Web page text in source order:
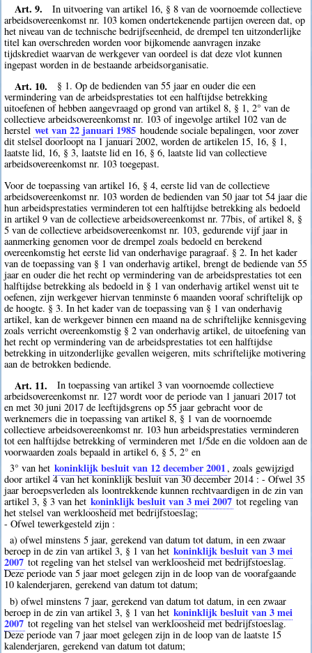
Art. 9.
In uitvoering van artikel 16, § 8 van de voornoemde collectieve
arbeidsovereenkomst nr. 103 komen ondertekenende partijen overeen dat, op
het niveau van de technische bedrijfseenheid, de drempel ten uitzonderlijke
titel kan overschreden worden voor bijkomende aanvragen inzake
tijdskrediet waarvan de werkgever van oordeel is dat deze vlot kunnen
ingepast worden in de bestaande arbeidsorganisatie.
Art. 10.
§ 1. Op de bedienden van 55 jaar en ouder die een
vermindering van de arbeidsprestaties tot een halftijdse betrekking
uitoefenen of hebben aangevraagd op grond van artikel 8, § 1, 2° van de
collectieve arbeidsovereenkomst nr. 103 of ingevolge artikel 102 van de
herstel wet van 22 januari 1985 houdende sociale bepalingen, voor zover
dit stelsel doorloopt na 1 januari 2002, worden de artikelen 15, 16, § 1,
laatste lid, 16, § 3, laatste lid en 16, § 6, laatste lid van collectieve
arbeidsovereenkomst nr. 103 toegepast.
Voor de toepassing van artikel 16, § 4, eerste lid van de collectieve
arbeidsovereenkomst nr. 103 worden de bedienden van 50 jaar tot 54 jaar die
hun arbeidsprestaties verminderen tot een halftijdse betrekking als bedoeld
in artikel 9 van de collectieve arbeidsovereenkomst nr. 77bis, of artikel 8, §
5 van de collectieve arbeidsovereenkomst nr. 103, gedurende vijf jaar in
aanmerking genomen voor de drempel zoals bedoeld en berekend
overeenkomstig het eerste lid van onderhavige paragraaf. § 2. In het kader
van de toepassing van § 1 van onderhavig artikel, brengt de bediende van 55
jaar en ouder die het recht op vermindering van de arbeidsprestaties tot een
halftijdse betrekking als bedoeld in § 1 van onderhavig artikel wenst uit te
oefenen, zijn werkgever hiervan tenminste 6 maanden vooraf schriftelijk op
de hoogte. § 3. In het kader van de toepassing van § 1 van onderhavig
artikel, kan de werkgever binnen een maand na de schriftelijke kennisgeving
zoals verricht overeenkomstig § 2 van onderhavig artikel, de uitoefening van
het recht op vermindering van de arbeidsprestaties tot een halftijdse
betrekking in uitzonderlijke gevallen weigeren, mits schriftelijke motivering
aan de betrokken bediende.
Art. 11.
In toepassing van artikel 3 van voornoemde collectieve
arbeidsovereenkomst nr. 127 wordt voor de periode van 1 januari 2017 tot
en met 30 juni 2017 de leeftijdsgrens op 55 jaar gebracht voor de
werknemers die in toepassing van artikel 8, § 1 van de voornoemde
collectieve arbeidsovereenkomst nr. 103 hun arbeidsprestaties verminderen
tot een halftijdse betrekking of verminderen met 1/5de en die voldoen aan de
voorwaarden zoals bepaald in artikel 6, § 5, 2° en
3° van het koninklijk besluit van 12 december 2001, zoals gewijzigd
door artikel 4 van het koninklijk besluit van 30 december 2014 : - Ofwel 35
jaar beroepsverleden als loontrekkende kunnen rechtvaardigen in de zin van
artikel 3, § 3 van het koninklijk besluit van 3 mei 2007 tot regeling van
het stelsel van werkloosheid met bedrijfstoeslag;
- Ofwel tewerkgesteld zijn :
a) ofwel minstens 5 jaar, gerekend van datum tot datum, in een zwaar
beroep in de zin van artikel 3, § 1 van het koninklijk besluit van 3 mei
2007 tot regeling van het stelsel van werkloosheid met bedrijfstoeslag.
Deze periode van 5 jaar moet gelegen zijn in de loop van de voorafgaande
10 kalenderjaren, gerekend van datum tot datum;
b) ofwel minstens 7 jaar, gerekend van datum tot datum, in een zwaar
beroep in de zin van artikel 3, § 1 van het koninklijk besluit van 3 mei
2007 tot regeling van het stelsel van werkloosheid met bedrijfstoeslag.
Deze periode van 7 jaar moet gelegen zijn in de loop van de laatste 15
kalenderjaren, gerekend van datum tot datum;